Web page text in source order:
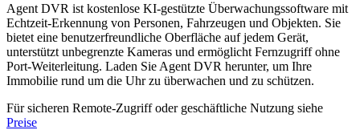
Agent DVR ist kostenlose KI-gestützte Überwachungssoftware mit
Echtzeit-Erkennung von Personen, Fahrzeugen und Objekten. Sie
bietet eine benutzerfreundliche Oberfläche auf jedem Gerät,
unterstützt unbegrenzte Kameras und ermöglicht Fernzugriff ohne
Port-Weiterleitung. Laden Sie Agent DVR herunter, um Ihre
Immobilie rund um die Uhr zu überwachen und zu schützen.
Für sicheren Remote-Zugriff oder geschäftliche Nutzung siehe
Preise